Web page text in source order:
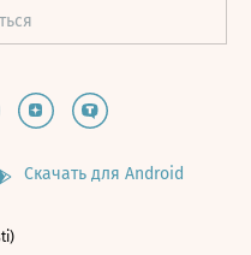
Скачать для Android